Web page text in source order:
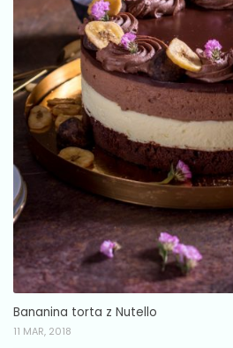
Bananina torta z Nutello
11 MAR, 2018